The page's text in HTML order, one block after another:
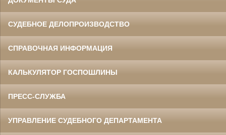
СУДЕБНОЕ ДЕЛОПРОИЗВОДСТВО
СПРАВОЧНАЯ ИНФОРМАЦИЯ
КАЛЬКУЛЯТОР ГОСПОШЛИНЫ
ПРЕСС-СЛУЖБА
УПРАВЛЕНИЕ СУДЕБНОГО ДЕПАРТАМЕНТА